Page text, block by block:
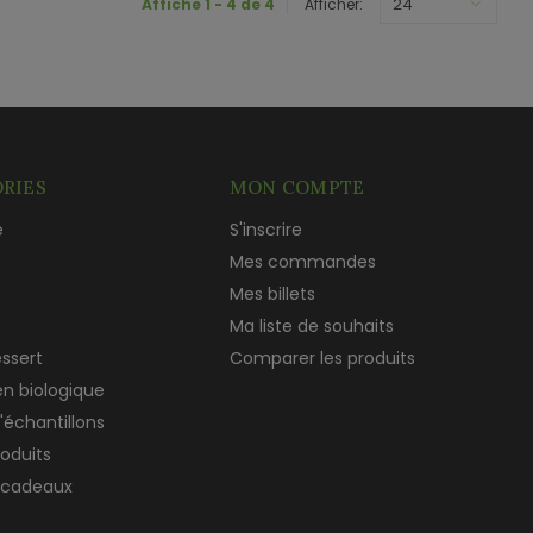
Affiche 1 - 4 de 4 Afficher:
biologique
MON COMPTE
S'inscrire
Mes commandes
Mes billets
Ma liste de souhaits
Comparer les produits